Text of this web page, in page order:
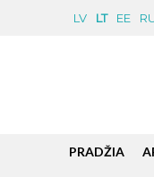
LV LT EE
PRADŽIA